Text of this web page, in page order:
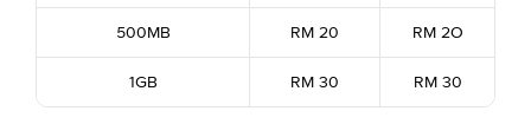
500MB RM 20 RM 2O
1GB RM 30 RM 30